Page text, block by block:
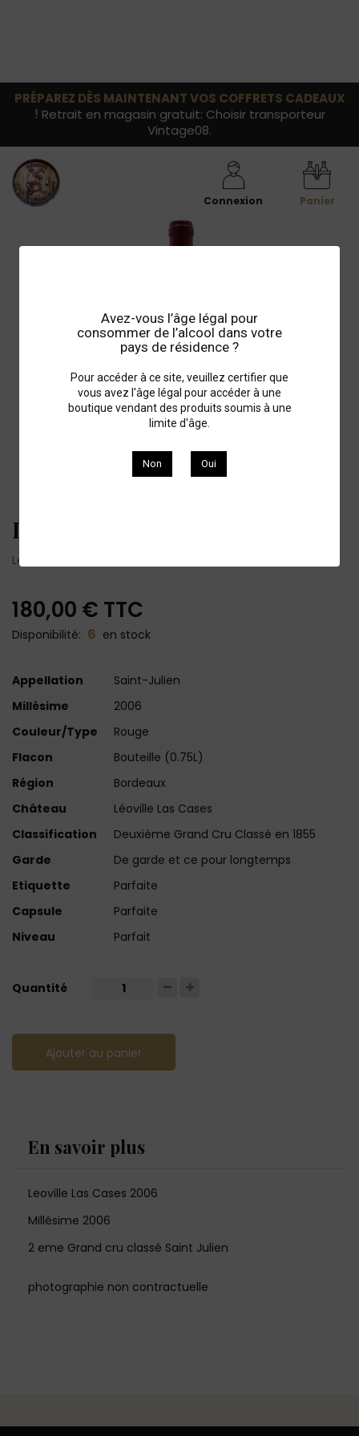
Avez-vous l’âge légal pour
consommer de l’alcool dans votre
pays de résidence ?
Pour accéder à ce site, veuillez certifier que
vous avez l'âge légal pour accéder à une
boutique vendant des produits soumis à une
limite d'âge.
Non Oui
PRÉPAREZ DÈS MAINTENANT VOS COFFRETS CADEAUX
! Retrait en magasin gratuit: Choisir transporteur
Vintage08.
Connexion Panier
Leoville Las Cases 2006
Leoville Las Cases 2006
180,00 € TTC
Disponibilité: 6 en stock
Appellation
Saint-Julien
Millésime
2006
Couleur/Type
Rouge
Flacon
Bouteille (0.75L)
Région
Bordeaux
Château
Léoville Las Cases
Classification
Deuxième Grand Cru Classé en 1855
Garde
De garde et ce pour longtemps
Etiquette
Parfaite
Capsule
Parfaite
Niveau
Parfait
Quantité
Ajouter au panier
En savoir plus
Leoville Las Cases 2006
Millésime 2006
2 eme Grand cru classé Saint Julien
photographie non contractuelle